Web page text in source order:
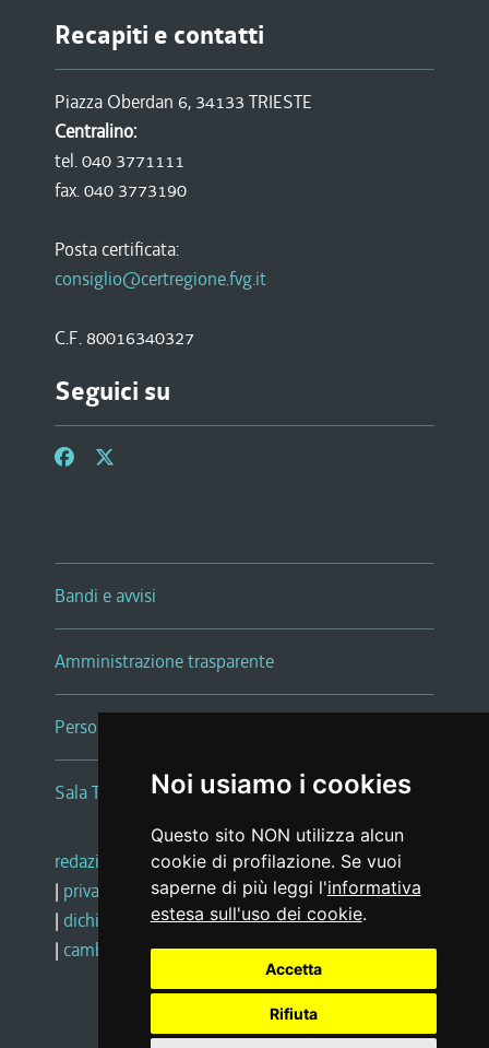
Noi usiamo i cookies
Questo sito NON utilizza alcun
cookie di profilazione. Se vuoi
saperne di più leggi l'informativa
estesa sull'uso dei cookie.
Accetta
Rifiuta
Recapiti e contatti
Piazza Oberdan 6, 34133 TRIESTE
Centralino:
tel. 040 3771111
fax. 040 3773190
Posta certificata:
consiglio@certregione.fvg.it
C.F. 80016340327
Seguici su
Bandi e avvisi
Amministrazione trasparente
Persone e Uffici
Sala Tiziano Tessitori
redazione web |note legali |glossario
| privacy
social media policy
| dichiarazione di accessibilità |feedback
| cambio preferenze cookie
Realizzato da